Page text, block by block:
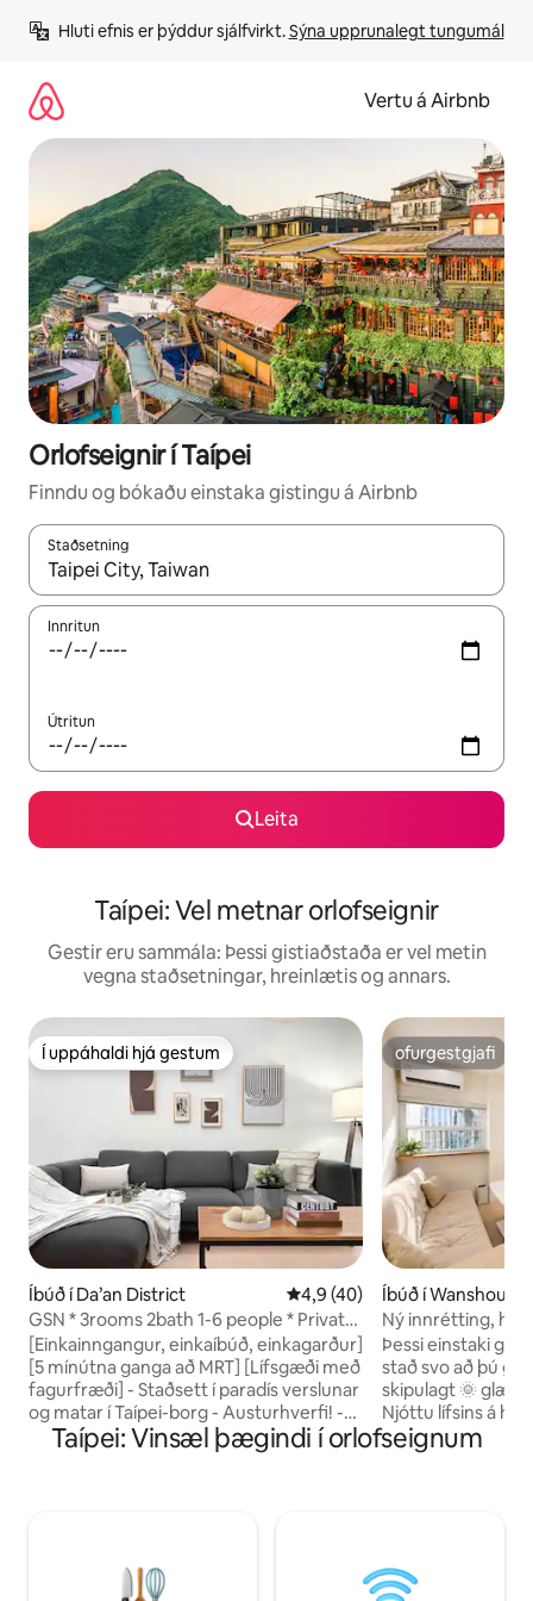
beint
Hluti efnis er þýddur sjálfvirkt. Sýna upprunalegt tungumál
Vertu á Airbnb
Orlofseignir í Taípei
Finndu og bókaðu einstaka gistingu á Airbnb
Staðsetning
Þegar niðurstöður liggja fyrir skaltu nota upp og niður
Innritun
Útritun
Leita
Taípei: Vel metnar orlofseignir
Gestir eru sammála: Þessi gistiaðstaða er vel metin
vegna staðsetningar, hreinlætis og annars.
Í uppáhaldi hjá gestum
Í uppáhaldi hjá gestum
Íbúð í Da’an District 4,9 af 5 í meðaleinkunn, 40
4,9 (40)
GSN * 3rooms 2bath 1-6 people * Private
Gate/5min walk/Entire kitchen long rent
[Einkainngangur, einkaíbúð, einkagarður]
[5 mínútna ganga að MRT] [Lífsgæði með
fagurfræði] - Staðsett í paradís verslunar
og matar í Taípei-borg - Austurhverfi! -
Staðsett á frábærum stað í Taípeiborg
með þægilegum samgöngum og góðum
nágrannarnir í kring eru einfaldir! -
Einkaskráning, 3 svefnherbergja íbúð,
ofurgestgjafi
ofurgestgjafi
Íbúð í Wanshou
Ný innrétting,
japanskur stíll /
rólegt og
þvott og þurrkun
Ximending
Þessi einstaki
stað svo að þú
skipulagt 🌞
Njóttu lífsins á
(fingrafar +
og þægilegt,
allt heimilið,
tommu LCD-
Taípei: Vinsæl þægindi í orlofseignum